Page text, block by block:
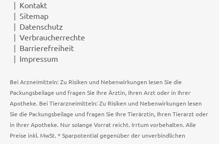
Kontakt
Sitemap
Datenschutz
Verbraucherrechte
Barrierefreiheit
Impressum
Bei Arzneimitteln: Zu Risiken und Nebenwirkungen lesen Sie die
Packungsbeilage und fragen Sie Ihre Ärztin, Ihren Arzt oder in Ihrer
Apotheke. Bei Tierarzneimitteln: Zu Risiken und Nebenwirkungen lesen
Sie die Packungsbeilage und fragen Sie Ihre Tierärztin, Ihren Tierarzt oder
in Ihrer Apotheke. Nur solange Vorrat reicht. Irrtum vorbehalten. Alle
Preise inkl. MwSt. * Sparpotential gegenüber der unverbindlichen